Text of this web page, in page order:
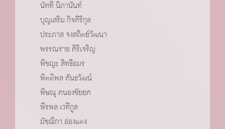
นัทที นิภานันท์
บุญเสริม กิจศิริกุล
ประภาส จงสถิตย์วัฒนา
พรรณราย ศิริเจริญ
พิชญะ สิทธีอมร
พิตติพล คันธวัฒน์
พิษณุ คนองชัยยศ
พีรพล เวทีกูล
มัชฌิกา อ่องแตง